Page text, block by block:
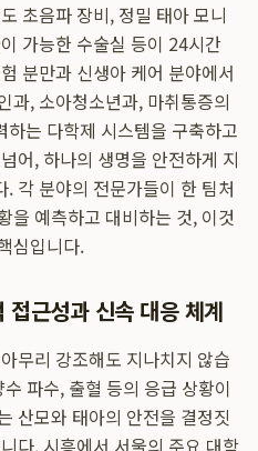
초음파 장비, 정밀 태아 모니
가능한 수술실 등이 24시간
분만과 신생아 케어 분야에서
과, 소아청소년과, 마취통증의
는 다학제 시스템을 구축하고
어, 하나의 생명을 안전하게 지
각 분야의 전문가들이 한 팀처
을 예측하고 대비하는 것, 이것
심입니다.
접근성과 신속 대응 체계
무리 강조해도 지나치지 않습
파수, 출혈 등의 응급 상황이
산모와 태아의 안전을 결정짓
다. 시흥에서 서울의 주요 대학